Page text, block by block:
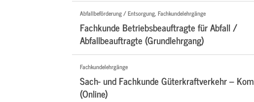
Abfallbeförderung / Entsorgung, Fachkundelehrgänge
Fachkunde Betriebsbeauftragte für Abfall /
Abfallbeauftragte (Grundlehrgang)
Fachkundelehrgänge
Sach- und Fachkunde Güterkraftverkehr –
(Online)